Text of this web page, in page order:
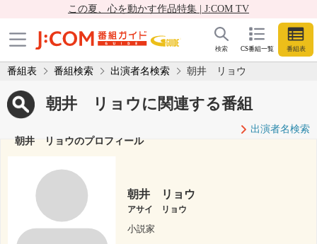
この夏、心を動かす作品特集 | J:COM TV
CS番組一覧 番組表
検索
番組表 番組検索 出演者名検索 朝井 リョウ
朝井 リョウに関連する番組
出演者名検索
朝井 リョウのプロフィール
朝井 リョウ
アサイ リョウ
小説家